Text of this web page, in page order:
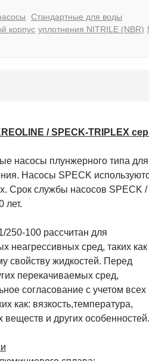
Стандартные для воды
корпус уплотнения NITRILE (NBR)
/ SPECK-TRIPLEX
насосы плунжерного типа для
Насосы SPECK
Срок службы насосов SPECK /
лет.
100 рассчитан для
неагрессивных сред, таких как
свойству жидкостей. Перед
перекачиваемых сред,
согласование с учетом всех
как: вязкость,температура,
и других особенностей.